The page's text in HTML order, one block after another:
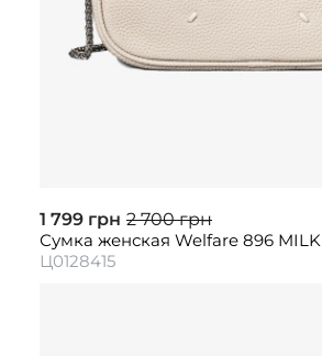
1 799 грн 2 700 грн
Сумка женская Welfare 896 MILK
Ц0128415